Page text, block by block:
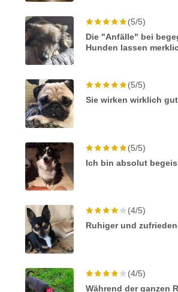
(5/5)
Die "Anfälle" bei
Hunden lassen
(5/5)
Sie wirken wirklich gut
(5/5)
Ich bin absolut
(4/5)
Ruhiger und
(4/5)
Während der ganzen